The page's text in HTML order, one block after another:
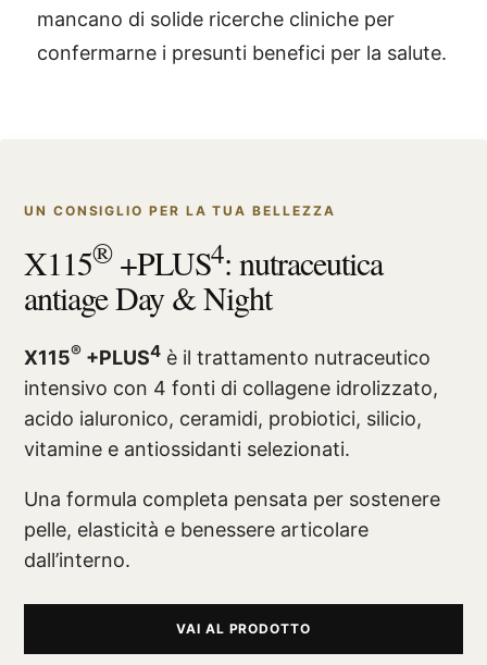
mancano di solide ricerche cliniche per
confermarne i presunti benefici per la salute.
UN CONSIGLIO PER LA TUA BELLEZZA
X115®+PLUS4: nutraceutica
antiage Day & Night
X115® +PLUS4 è il trattamento nutraceutico
intensivo con 4 fonti di collagene idrolizzato,
acido ialuronico, ceramidi, probiotici, silicio,
vitamine e antiossidanti selezionati.
Una formula completa pensata per sostenere
pelle, elasticità e benessere articolare
dall’interno.
VAI AL PRODOTTO